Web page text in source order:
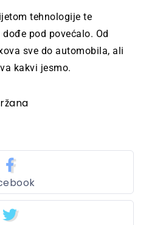
tehnologije te
pod povećalo. Od
sve do automobila, ali
kakvi jesmo.